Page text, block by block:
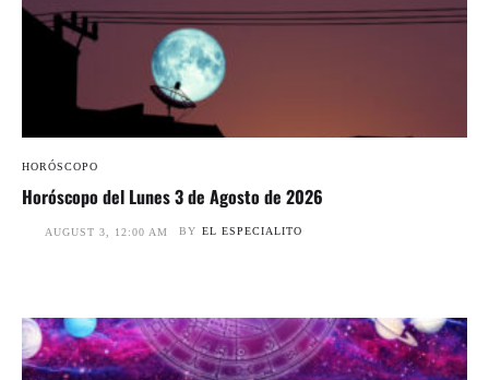
HORÓSCOPO
Horóscopo del Lunes 3 de Agosto de 2026
AUGUST 3, 12:00 AM BY EL ESPECIALITO